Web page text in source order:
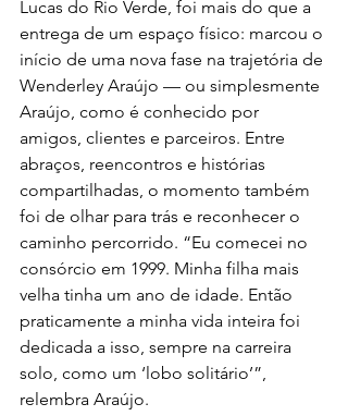
Lucas do Rio Verde, foi mais do que a
entrega de um espaço físico: marcou o
início de uma nova fase na trajetória de
Wenderley Araújo — ou simplesmente
Araújo, como é conhecido por
amigos, clientes e parceiros. Entre
abraços, reencontros e histórias
compartilhadas, o momento também
foi de olhar para trás e reconhecer o
caminho percorrido. “Eu comecei no
consórcio em 1999. Minha filha mais
velha tinha um ano de idade. Então
praticamente a minha vida inteira foi
dedicada a isso, sempre na carreira
solo, como um ‘lobo solitário’”,
relembra Araújo.